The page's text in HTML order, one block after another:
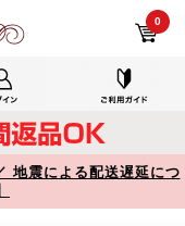
0
地震による配送遅延につ